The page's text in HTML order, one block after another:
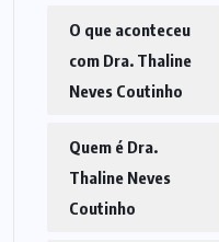
O que aconteceu
com Dra. Thaline
Neves Coutinho
Quem é Dra.
Thaline Neves
Coutinho